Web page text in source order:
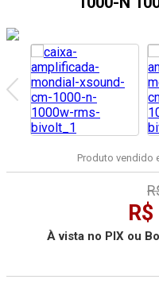
Produto vendido
À vista no PIX ou